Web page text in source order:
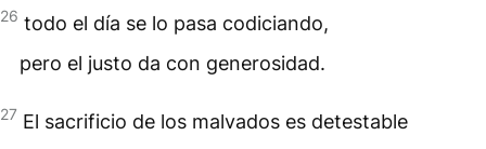
26 todo el día se lo pasa codiciando,
pero el justo da con generosidad.
27 El sacrificio de los malvados es detestable